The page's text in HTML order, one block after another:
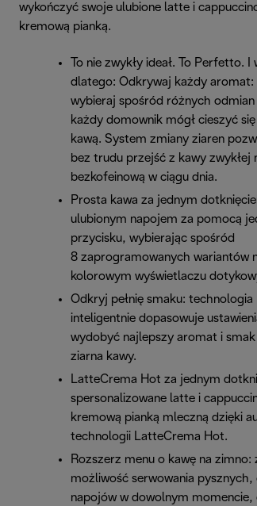
wykończyć swoje ulubione latte i
kremową pianką.
To nie zwykły ideał. To Perfetto. I
dlatego: Odkrywaj każdy aromat:
wybieraj spośród różnych odmian
każdy domownik mógł cieszyć
kawą. System zmiany ziaren
bez trudu przejść z kawy zwykłej
bezkofeinową w ciągu dnia.
Prosta kawa za jednym
ulubionym napojem za pomocą
przycisku, wybierając spośród
8 zaprogramowanych wariantów
kolorowym wyświetlaczu
Odkryj pełnię smaku: technologia
inteligentnie dopasowuje
wydobyć najlepszy aromat i
ziarna kawy.
LatteCrema Hot za jednym
spersonalizowane latte i
kremową pianką mleczną dzięki
technologii LatteCrema Hot.
Rozszerz menu o kawę na zimno:
możliwość serwowania pysznych,
napojów w dowolnym momencie,